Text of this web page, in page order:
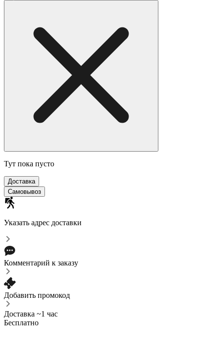
Тут пока пусто
Доставка
Самовывоз
Указать адрес доставки
Комментарий к заказу
Добавить промокод
Доставка ~1 час
Бесплатно